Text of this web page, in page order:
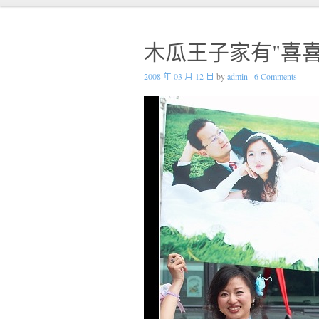
木瓜王子家有"喜
2008 年 03 月 12 日 byadmin · 6 Comments